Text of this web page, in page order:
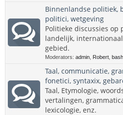
Binnenlandse politiek,
politici, wetgeving
Politieke discussies op
landelijk,
gebied.
Moderators: admin Robert
Taal, communicatie,
fonetici, syntaxix,
Taal, Etymologie,
vertalingen,
lexicologie, enz.